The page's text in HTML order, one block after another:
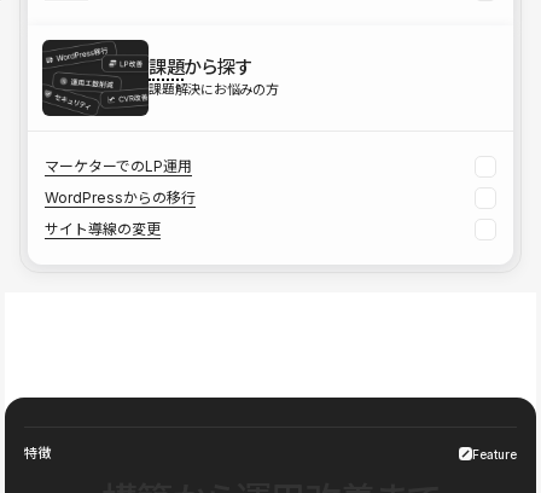
課題から探す
課題解決にお悩みの方
マーケターでのLP運用
WordPressからの移行
サイト導線の変更
特徴 Feature